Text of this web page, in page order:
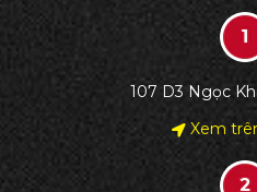
107 D3 Ngọc
Xem